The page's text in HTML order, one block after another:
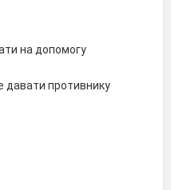
на допомогу
давати противнику